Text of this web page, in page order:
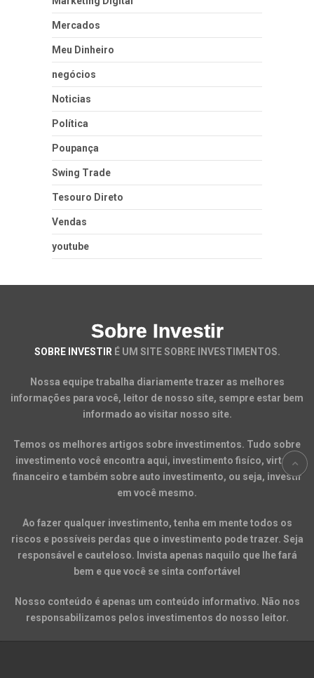
Mercados
Meu Dinheiro
negócios
Noticias
Política
Poupança
Swing Trade
Tesouro Direto
Vendas
youtube
Sobre Investir
SOBRE INVESTIR É UM SITE SOBRE INVESTIMENTOS.
Nossa equipe trabalha diariamente trazer as melhores
informações para você, leitor de nosso site, sempre estar bem
informado ao visitar nosso site.
Temos os melhores artigos sobre investimentos. Tudo sobre
investimento você encontra aqui, investimento fisíco, virtual,
financeiro e também sobre auto investimento, ou seja, investir
em você mesmo.
Ao fazer qualquer investimento, tenha em mente todos os
riscos e possíveis perdas que o investimento pode trazer. Seja
responsável e cauteloso. Invista apenas naquilo que lhe fará
bem e que você se sinta confortável
Nosso conteúdo é apenas um conteúdo informativo. Não nos
responsabilizamos pelos investimentos do nosso leitor.